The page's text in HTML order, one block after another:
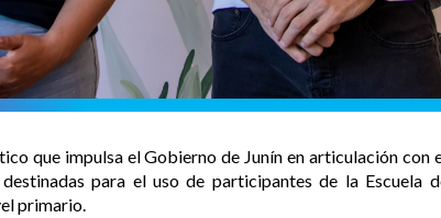
que impulsa el Gobierno de Junín en articulación con
para el uso de participantes de la Escuela
primario.